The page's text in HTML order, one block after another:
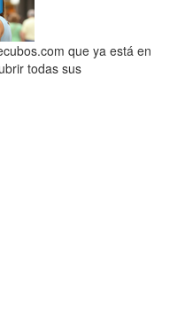
que ya está en
todas sus